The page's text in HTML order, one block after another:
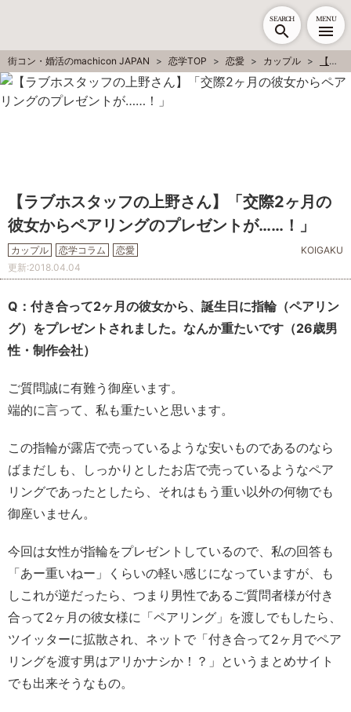
SEARCH MENU
街コン・婚活のmachicon JAPAN 恋学TOP 恋愛 カップル 【ラブホスタッフの上野さん】「交際2ヶ月の彼女からペアリングのプレゼントが……！」
【ラブホスタッフの上野さん】「交際2ヶ月の
彼女からペアリングのプレゼントが……！」
カップル 恋学コラム 恋愛
KOIGAKU
更新:2018.04.04
Q：付き合って2ヶ月の彼女から、誕生日に指輪（ペアリン
グ）をプレゼントされました。なんか重たいです（26歳男
性・制作会社）
ご質問誠に有難う御座います。
端的に言って、私も重たいと思います。
この指輪が露店で売っているような安いものであるのなら
ばまだしも、しっかりとしたお店で売っているようなペア
リングであったとしたら、それはもう重い以外の何物でも
御座いません。
今回は女性が指輪をプレゼントしているので、私の回答も
「あー重いねー」くらいの軽い感じになっていますが、も
しこれが逆だったら、つまり男性であるご質問者様が付き
合って2ヶ月の彼女様に「ペアリング」を渡しでもしたら、
ツイッターに拡散され、ネットで「付き合って2ヶ月でペア
リングを渡す男はアリかナシか！？」というまとめサイト
でも出来そうなもの。